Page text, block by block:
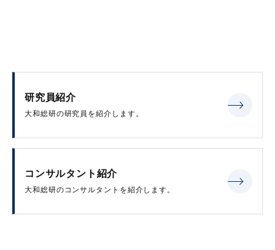
研究員紹介
大和総研の研究員を紹介します。
コンサルタント紹介
大和総研のコンサルタントを紹介します。